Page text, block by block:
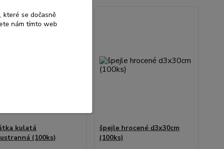
kulatá
(100ks)
špejle hrocené d3x30cm
(100ks)
které se dočasně
nám tímto web